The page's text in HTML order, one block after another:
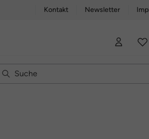
Kontakt Newsletter